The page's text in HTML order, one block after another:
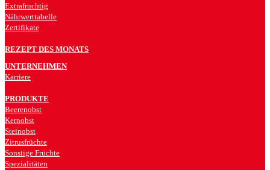
Extrafruchtig
Nährwerttabelle
Zertifikate
REZEPT DES MONATS
UNTERNEHMEN
Karriere
PRODUKTE
Beerenobst
Kernobst
Steinobst
Zitrusfrüchte
Sonstige Früchte
Spezialitäten